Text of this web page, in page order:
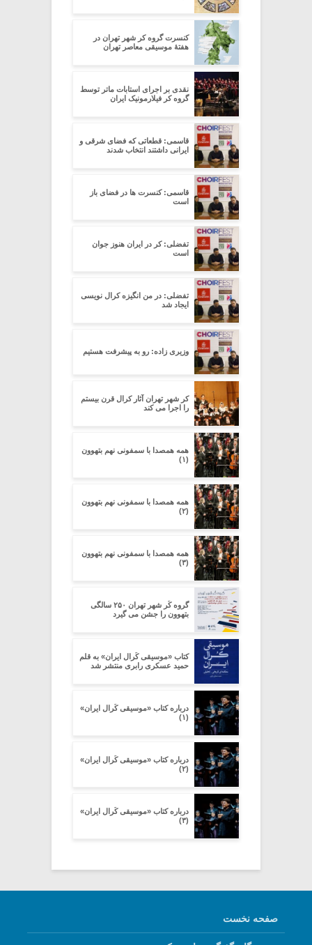
کنسرت گروه کر شهر تهران در
هفتۀ موسیقی معاصر تهران
نقدی بر اجرای استابات ماتر توسط
گروه کر فیلارمونیک ایران
قاسمی: قطعاتی که فضای شرقی و
ایرانی داشتند انتخاب شدند
قاسمی: کنسرت ها در فضای باز
است
تفضلی: کر در ایران هنوز جوان
است
تفضلی: در من انگیزه کرال نویسی
ایجاد شد
وزیری زاده: رو به پیشرفت هستیم
کر شهر تهران آثار کرال قرن بیستم
را اجرا می کند
همه همصدا با سمفونی نهم بتهوون
(۱)
همه همصدا با سمفونی نهم بتهوون
(۲)
همه همصدا با سمفونی نهم بتهوون
(۳)
گروه کُر شهر تهران ۲۵۰ سالگی
بتهوون را جشن می گیرد
کتاب «موسیقی کُرال ایران» به قلم
حمید عسکری رابری منتشر شد
درباره کتاب «موسیقی کُرال ایران»
(۱)
درباره کتاب «موسیقی کُرال ایران»
(۲)
درباره کتاب «موسیقی کُرال ایران»
(۳)
صفحه نخست